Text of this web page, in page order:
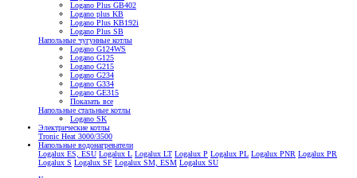
Logano Plus GB402
Logano plus KB
Logano Plus KB192i
Logano Plus SB
Напольные чугунные котлы
Logano G124WS
Logano G125
Logano G215
Logano G234
Logano G334
Logano GE315
Показать все
Напольные стальные котлы
Logano SK
Электрические котлы
Tronic Heat 3000/3500
Напольные водонагреватели
Logalux ES, ESU Logalux L Logalux LT Logalux P Logalux PL Logalux PNR Logalux PR
Logalux S Logalux SF Logalux SM, ESM Logalux SU